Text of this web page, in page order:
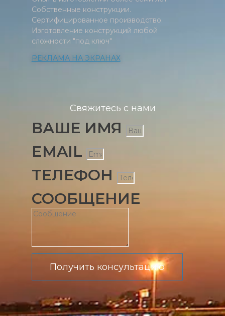
Собственные конструкции.
Сертифицированное производство.
Изготовление конструкций любой
сложности "под ключ"
РЕКЛАМА НА ЭКРАНАХ
Свяжитесь с нами
ВАШЕ ИМЯ
EMAIL
ТЕЛЕФОН
СООБЩЕНИЕ
Получить консультацию